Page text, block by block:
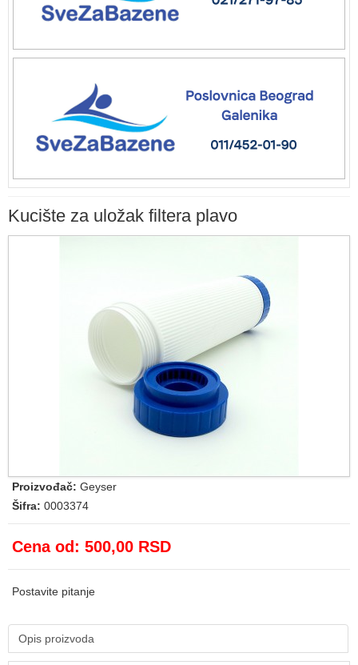
Kucište za uložak filtera plavo
Proizvođač: Geyser
Šifra: 0003374
Cena od: 500,00 RSD
Postavite pitanje
Opis proizvoda